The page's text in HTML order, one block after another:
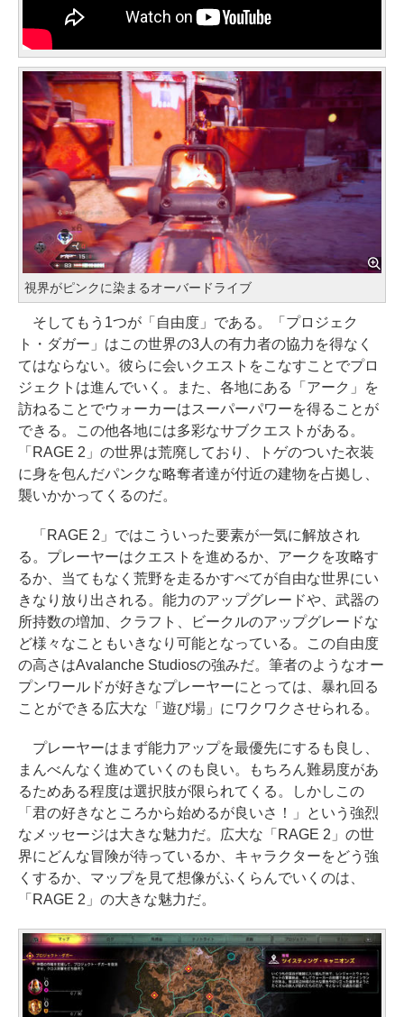
視界がピンクに染まるオーバードライブ
そしてもう1つが「自由度」である。「プロジェク
ト・ダガー」はこの世界の3人の有力者の協力を得なく
てはならない。彼らに会いクエストをこなすことでプロ
ジェクトは進んでいく。また、各地にある「アーク」を
訪ねることでウォーカーはスーパーパワーを得ることが
できる。この他各地には多彩なサブクエストがある。
「RAGE 2」の世界は荒廃しており、トゲのついた衣装
に身を包んだパンクな略奪者達が付近の建物を占拠し、
襲いかかってくるのだ。
「RAGE 2」ではこういった要素が一気に解放され
る。プレーヤーはクエストを進めるか、アークを攻略す
るか、当てもなく荒野を走るかすべてが自由な世界にい
きなり放り出される。能力のアップグレードや、武器の
所持数の増加、クラフト、ビークルのアップグレードな
ど様々なこともいきなり可能となっている。この自由度
の高さはAvalanche Studiosの強みだ。筆者のようなオー
プンワールドが好きなプレーヤーにとっては、暴れ回る
ことができる広大な「遊び場」にワクワクさせられる。
プレーヤーはまず能力アップを最優先にするも良し、
まんべんなく進めていくのも良い。もちろん難易度があ
るためある程度は選択肢が限られてくる。しかしこの
「君の好きなところから始めるが良いさ！」という強烈
なメッセージは大きな魅力だ。広大な「RAGE 2」の世
界にどんな冒険が待っているか、キャラクターをどう強
くするか、マップを見て想像がふくらんでいくのは、
「RAGE 2」の大きな魅力だ。